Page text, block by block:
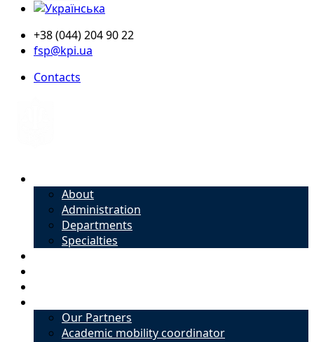
+38 (044) 204 90 22
fsp@kpi.ua
Contacts
About
Administration
Departments
Specialties
Our Partners
Academic mobility coordinator